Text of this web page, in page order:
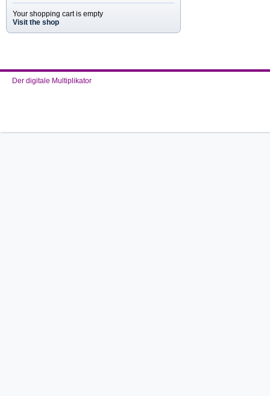
Your shopping cart is empty
Visit the shop
Der digitale Multiplikator